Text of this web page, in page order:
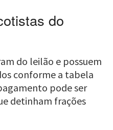
do
do leilão e possuem
conforme a tabela
pode ser
detinham frações